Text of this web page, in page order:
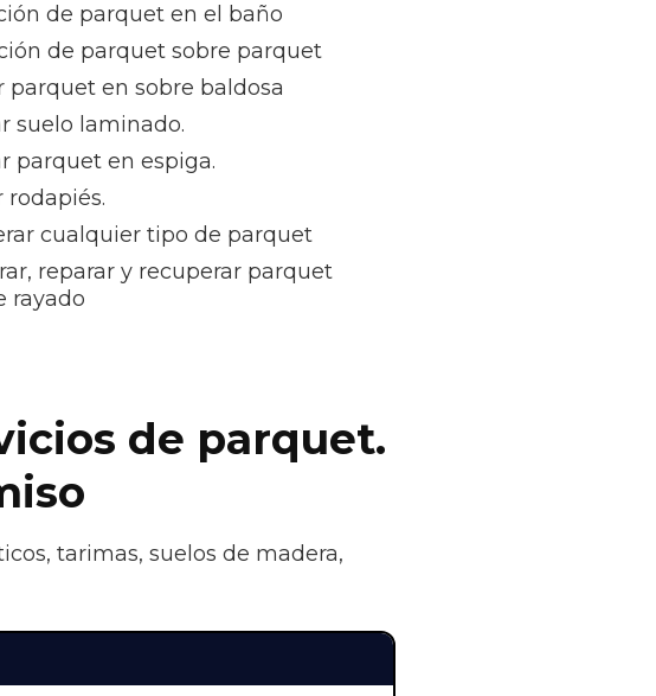
de parquet en el baño
de parquet sobre parquet
parquet en sobre baldosa
suelo laminado.
parquet en espiga.
rodapiés.
cualquier tipo de parquet
reparar y recuperar parquet
rayado
de parquet.
tarimas, suelos de madera,